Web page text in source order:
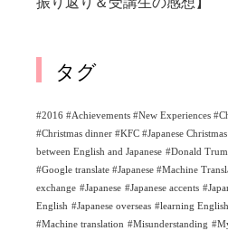
タグ
#2016 #Achievements #New Experiences
#Christmas dinner #KFC #Japanese
between English and Japanese #Donald
#Google translate #Japanese #Machine
exchange #Japanese #Japanese accents
English #Japanese overseas #learning
#Machine translation #Misunderstanding